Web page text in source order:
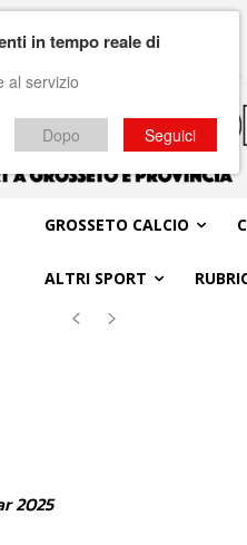
GROSSETO CALCIO
ALTRI SPORT
2025
in tempo reale di
al servizio
Dopo Seguici